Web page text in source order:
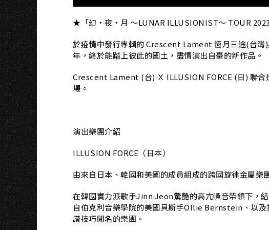
★「幻‧夜‧月 ～LUNAR ILLUSIONIST～ TOUR
於疫情中發行專輯的 Crescent Lament 恆月三途(台灣
年，終於能踏上彼此的國土，盡情演出自豪的新作品。
Crescent Lament (台) Ｘ ILLUSION FORCE (日) 聯合
場。
演出樂團介紹
ILLUSION FORCE（日本）
由來自日本、韓國和美國的成員組成的跨國旋律金屬樂
在韓國實力派歌手Jinn Jeon驚艷的高亢嗓音帶領下，
自伯克利音樂學院的美國貝斯手Ollie Bernstein、以
讚技巧聞名的樂團。